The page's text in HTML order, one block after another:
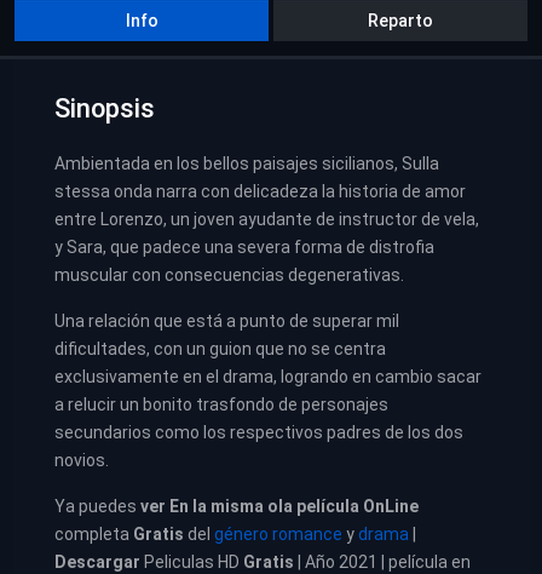
Info Reparto
Sinopsis
Ambientada en los bellos paisajes sicilianos, Sulla
stessa onda narra con delicadeza la historia de amor
entre Lorenzo, un joven ayudante de instructor de vela,
y Sara, que padece una severa forma de distrofia
muscular con consecuencias degenerativas.
Una relación que está a punto de superar mil
dificultades, con un guion que no se centra
exclusivamente en el drama, logrando en cambio sacar
a relucir un bonito trasfondo de personajes
secundarios como los respectivos padres de los dos
novios.
Ya puedes ver En la misma ola película OnLine
completa Gratis del género romance ydrama
Descargar Peliculas HD Gratis | Año 2021 | película en